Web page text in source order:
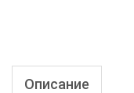
Описание